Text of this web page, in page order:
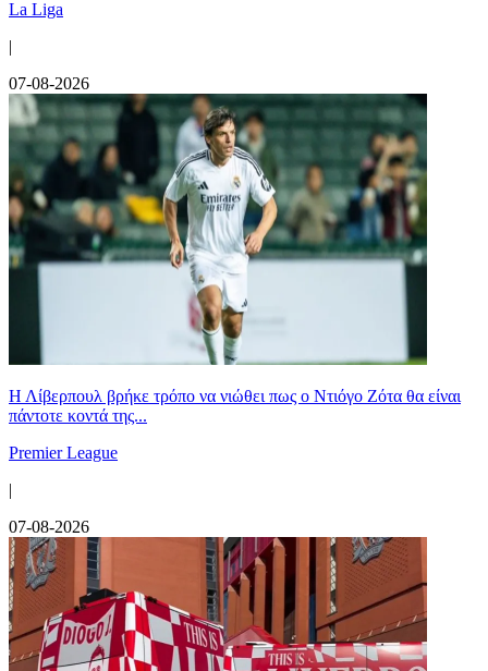
La Liga
|
07-08-2026
Η Λίβερπουλ βρήκε τρόπο να νιώθει πως ο Ντιόγο Ζότα θα είναι
πάντοτε κοντά της...
Premier League
|
07-08-2026